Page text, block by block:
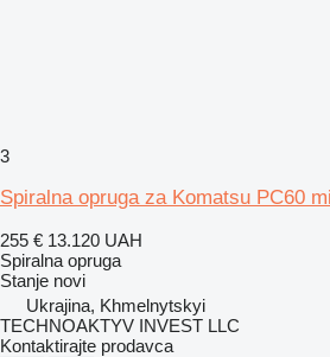
3
Spiralna opruga za Komatsu PC60
255 € 13.120 UAH
Spiralna opruga
Stanje novi
Ukrajina, Khmelnytskyi
TECHNOAKTYV INVEST LLC
Kontaktirajte prodavca